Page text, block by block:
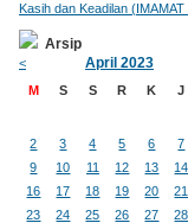
Kasih dan Keadilan (IMAMAT
Arsip
< April 2023
M
S S R K J
2
3 4 5 6 7
9
10 11 12 13 14
16
17 18 19 20 21
23
24 25 26 27 28